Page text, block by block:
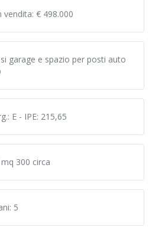
vendita: € 498.000
garage e spazio per posti auto
E - IPE: 215,65
300 circa
5